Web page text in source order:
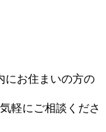
にお住まいの方の
軽にご相談くださ